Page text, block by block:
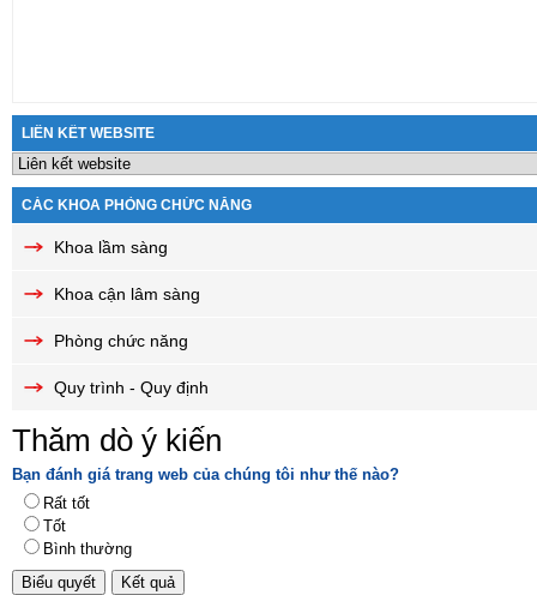
LIÊN KẾT WEBSITE
CÁC KHOA PHÒNG CHỨC NĂNG
Khoa lầm sàng
Khoa cận lâm sàng
Phòng chức năng
Quy trình - Quy định
Thăm dò ý kiến
Bạn đánh giá trang web của chúng tôi như thế nào?
Rất tốt
Tốt
Bình thường